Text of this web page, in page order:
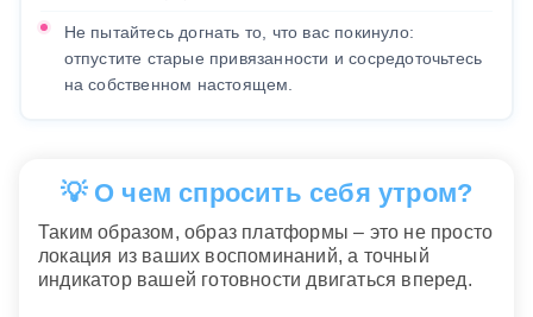
Не пытайтесь догнать то, что вас покинуло:
отпустите старые привязанности и сосредоточьтесь
на собственном настоящем.
💡 О чем спросить себя утром?
Таким образом, образ платформы – это не просто
локация из ваших воспоминаний, а точный
индикатор вашей готовности двигаться вперед.